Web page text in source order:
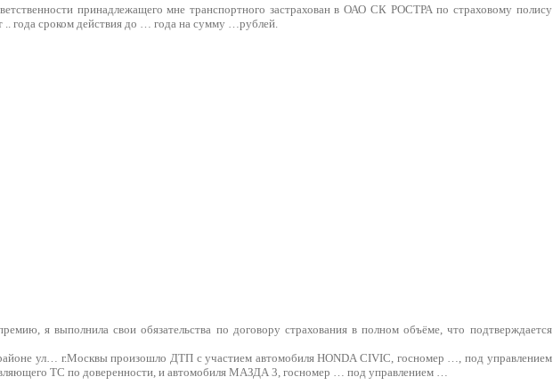
принадлежащего мне транспортного застрахован в ОАО СК РОСТРА по страховому полису
сроком действия до … года на сумму …рублей.
я выполнила свои обязательства по договору страхования в полном объёме, что подтверждается
ул… г.Москвы произошло ДТП с участием автомобиля HONDA CIVIC, госномер …, под управлением
ТС по доверенности, и автомобиля МАЗДА 3, госномер … под управлением …